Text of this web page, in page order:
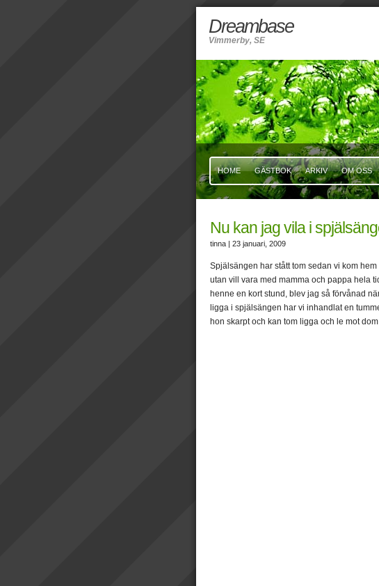
Dreambase
Vimmerby, SE
HOME GÄSTBOK ARKIV OM OSS
Nu kan jag vila i
tinna | 23 januari, 2009
Spjälsängen har stått tom sedan vi kom
utan vill vara med mamma och pappa hela
henne en kort stund, blev jag så förvånad
ligga i spjälsängen har vi inhandlat en
hon skarpt och kan tom ligga och le mot